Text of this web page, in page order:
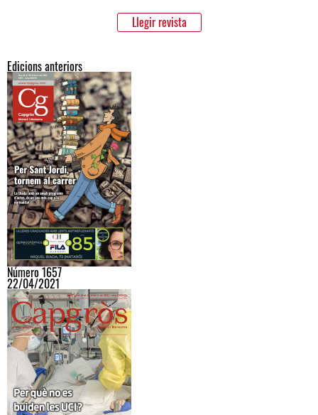
Llegir revista
Edicions anteriors
Número 1657
22/04/2021